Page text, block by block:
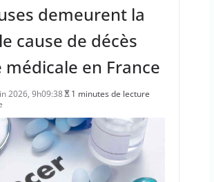
demeurent la
cause de décès
médicale en France
2026, 9h09:38
1 minutes de lecture